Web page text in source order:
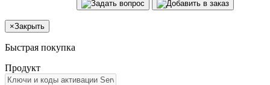
×Закрыть
Быстрая покупка
Продукт